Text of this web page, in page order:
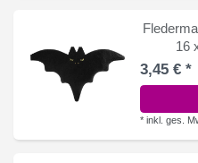
16
3,45 € *
*inkl. ges.